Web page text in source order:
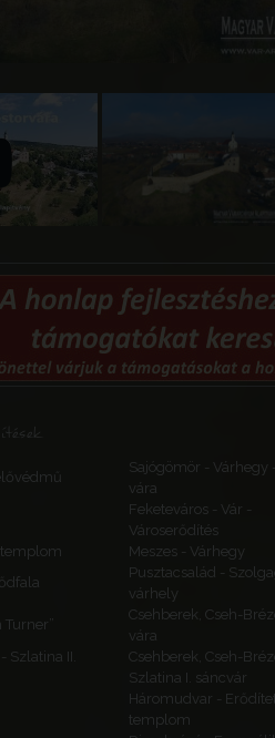
Sajógömör - Várhegy
vára
Feketeváros - Vár -
Városerődítés
Meszes - Várhegy
Pusztacsalád -
várhely
Csehberek, Cseh-
vára
Szlatina II.
Csehberek, Cseh-
Szlatina I. sáncvár
Háromudvar -
templom